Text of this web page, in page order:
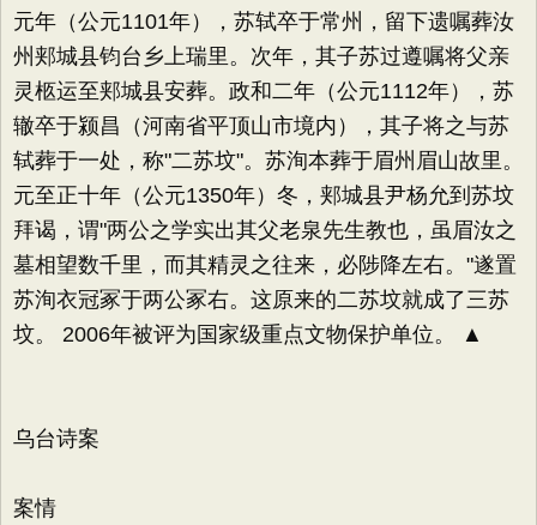
元年（公元1101年），苏轼卒于常州，留下遗嘱葬汝
州郏城县钧台乡上瑞里。次年，其子苏过遵嘱将父亲
灵柩运至郏城县安葬。政和二年（公元1112年），苏
辙卒于颍昌（河南省平顶山市境内），其子将之与苏
轼葬于一处，称"二苏坟"。苏洵本葬于眉州眉山故里。
元至正十年（公元1350年）冬，郏城县尹杨允到苏坟
拜谒，谓"两公之学实出其父老泉先生教也，虽眉汝之
墓相望数千里，而其精灵之往来，必陟降左右。"遂置
苏洵衣冠冢于两公冢右。这原来的二苏坟就成了三苏
坟。 2006年被评为国家级重点文物保护单位。 ▲
乌台诗案
案情